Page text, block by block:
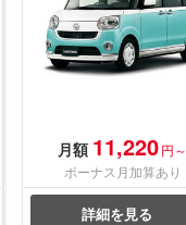
月額 11,220円～
ボーナス月加算あり
詳細を見る